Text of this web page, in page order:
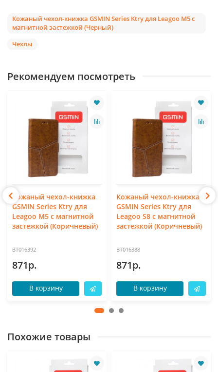
Кожаный чехол-книжка GSMIN Series Ktry для Leagoo M5 с
магнитной застежкой (Черный)
Чехлы
Рекомендуем посмотреть
Кожаный чехол-книжка
GSMIN Series Ktry для
Leagoo M5 с магнитной
застежкой (Коричневый)
BT016392
871р.
В корзину
Кожаный чехол-книжка
GSMIN Series Ktry для
Leagoo S8 с магнитной
застежкой (Коричневый)
BT016388
871р.
В корзину
Похожие товары